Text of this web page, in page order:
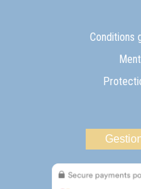
Conditions